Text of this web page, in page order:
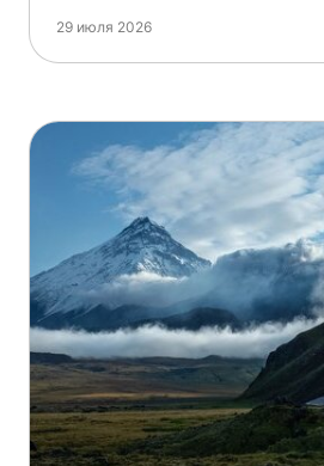
29 июля 2026